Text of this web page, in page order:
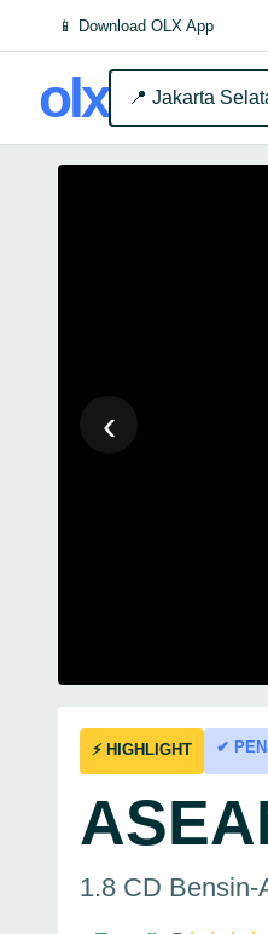
📱 Download OLX App
olx 📍 Jakarta
‹
⚡ HIGHLIGHT ✔
1.8 CD Bensin-